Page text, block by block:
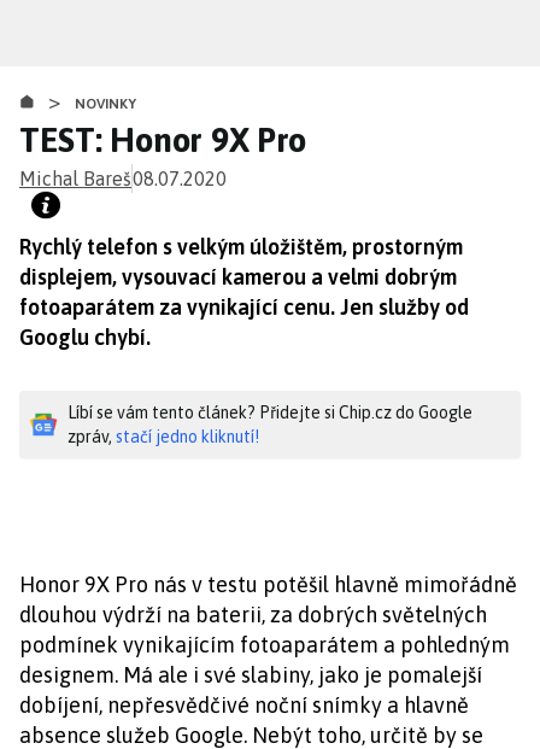
obsahu
> NOVINKY
TEST: Honor 9X Pro
Michal Bareš08.07.2020
Rychlý telefon s velkým úložištěm, prostorným
displejem, vysouvací kamerou a velmi dobrým
fotoaparátem za vynikající cenu. Jen služby od
Googlu chybí.
Líbí se vám tento článek? Přidejte si Chip.cz do Google
zpráv, stačí jedno kliknutí!
Honor 9X Pro nás v testu potěšil hlavně mimořádně
dlouhou výdrží na baterii, za dobrých světelných
podmínek vynikajícím fotoaparátem a pohledným
designem. Má ale i své slabiny, jako je pomalejší
dobíjení, nepřesvědčivé noční snímky a hlavně
absence služeb Google. Nebýt toho, určitě by se